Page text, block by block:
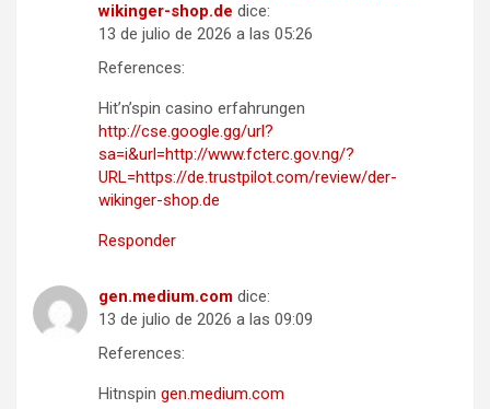
wikinger-shop.de dice:
13 de julio de 2026 a las 05:26
References:
Hit’n’spin casino erfahrungen
http://cse.google.gg/url?
sa=i&url=http://www.fcterc.gov.ng/?
URL=https://de.trustpilot.com/review/der-
wikinger-shop.de
Responder
gen.medium.com dice:
13 de julio de 2026 a las 09:09
References:
Hitnspin gen.medium.com